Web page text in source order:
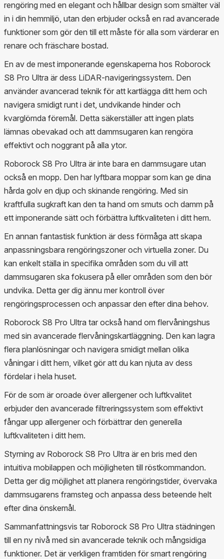
rengöring med en elegant och hållbar design som smälter väl
in i din hemmiljö, utan den erbjuder också en rad avancerade
funktioner som gör den till ett måste för alla som värderar en
renare och fräschare bostad.
En av de mest imponerande egenskaperna hos Roborock
S8 Pro Ultra är dess LiDAR-navigeringssystem. Den
använder avancerad teknik för att kartlägga ditt hem och
navigera smidigt runt i det, undvikande hinder och
kvarglömda föremål. Detta säkerställer att ingen plats
lämnas obevakad och att dammsugaren kan rengöra
effektivt och noggrant på alla ytor.
Roborock S8 Pro Ultra är inte bara en dammsugare utan
också en mopp. Den har lyftbara moppar som kan ge dina
hårda golv en djup och skinande rengöring. Med sin
kraftfulla sugkraft kan den ta hand om smuts och damm på
ett imponerande sätt och förbättra luftkvaliteten i ditt hem.
En annan fantastisk funktion är dess förmåga att skapa
anpassningsbara rengöringszoner och virtuella zoner. Du
kan enkelt ställa in specifika områden som du vill att
dammsugaren ska fokusera på eller områden som den bör
undvika. Detta ger dig ännu mer kontroll över
rengöringsprocessen och anpassar den efter dina behov.
Roborock S8 Pro Ultra tar också hand om flervåningshus
med sin avancerade flervåningskartläggning. Den kan lagra
flera planlösningar och navigera smidigt mellan olika
våningar i ditt hem, vilket gör att du kan njuta av dess
fördelar i hela huset.
För de som är oroade över allergener och luftkvalitet
erbjuder den avancerade filtreringssystem som effektivt
fångar upp allergener och förbättrar den generella
luftkvaliteten i ditt hem.
Styrning av Roborock S8 Pro Ultra är en bris med den
intuitiva mobilappen och möjligheten till röstkommandon.
Detta ger dig möjlighet att planera rengöringstider, övervaka
dammsugarens framsteg och anpassa dess beteende helt
efter dina önskemål.
Sammanfattningsvis tar Roborock S8 Pro Ultra städningen
till en ny nivå med sin avancerade teknik och mångsidiga
funktioner. Det är verkligen framtiden för smart rengöring